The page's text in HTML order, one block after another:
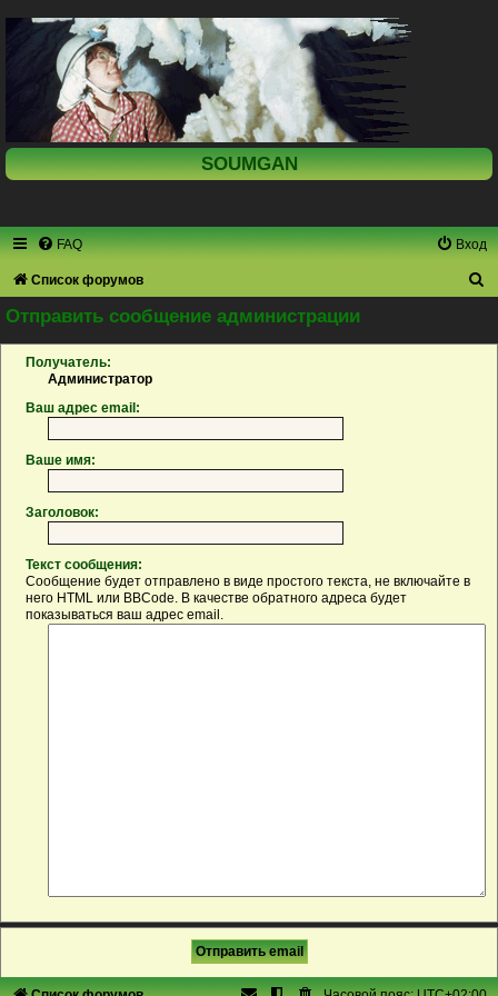
SOUMGAN
FAQ Вход
Список форумов
Отправить сообщение администрации
Получатель:
Администратор
Ваш адрес email:
Ваше имя:
Заголовок:
Текст сообщения:
Сообщение будет отправлено в виде простого текста, не включайте в
него HTML или BBCode. В качестве обратного адреса будет
показываться ваш адрес email.